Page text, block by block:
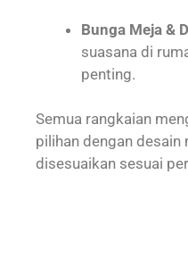
Bunga Meja &
suasana di
penting.
Semua rangkaian
pilihan dengan desain
disesuaikan sesuai